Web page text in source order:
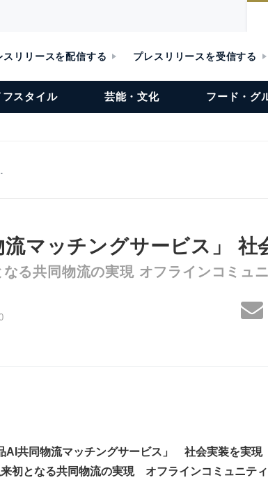
スリリースを配信する プレスリリースを受信する
フスタイル 芸能・文化 フード・グ
流マッチングサービス」 社
る共同物流の実現 オフラインコミュ
AI 共同物流マッチングサービス」 社会実装を実現
初となる共同物流の実現 オフラインコミュニテ